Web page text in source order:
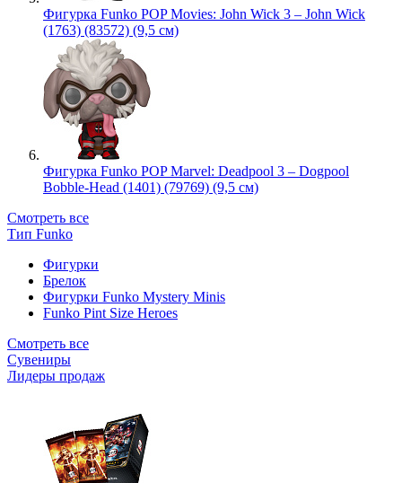
Фигурка Funko POP Movies: John Wick 3 – John Wick
(1763) (83572) (9,5 см)
Фигурка Funko POP Marvel: Deadpool 3 – Dogpool
Bobble-Head (1401) (79769) (9,5 см)
Смотреть все
Тип Funko
Фигурки
Брелок
Фигурки Funko Mystery Minis
Funko Pint Size Heroes
Смотреть все
Сувениры
Лидеры продаж